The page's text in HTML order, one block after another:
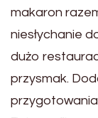
makaron
niesłychanie
dużo
przysmak.